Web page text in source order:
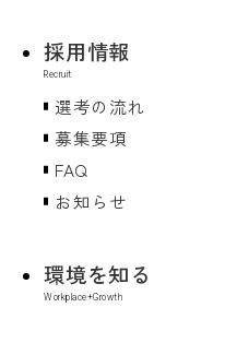
採用情報
選考の流れ
募集要項
FAQ
お知らせ
環境を知る